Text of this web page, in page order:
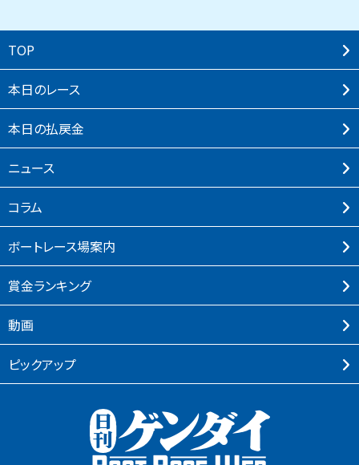
TOP
本⽇のレース
本⽇の払戻⾦
ニュース
コラム
ボートレース場案内
賞⾦ランキング
動画
ピックアップ